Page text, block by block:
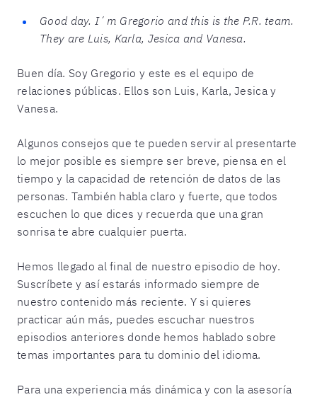
Good day. I´m Gregorio and this is the P.R. team.
They are Luis, Karla, Jesica and Vanesa.
Buen día. Soy Gregorio y este es el equipo de
relaciones públicas. Ellos son Luis, Karla, Jesica y
Vanesa.
Algunos consejos que te pueden servir al presentarte
lo mejor posible es siempre ser breve, piensa en el
tiempo y la capacidad de retención de datos de las
personas. También habla claro y fuerte, que todos
escuchen lo que dices y recuerda que una gran
sonrisa te abre cualquier puerta.
Hemos llegado al final de nuestro episodio de hoy.
Suscríbete y así estarás informado siempre de
nuestro contenido más reciente. Y si quieres
practicar aún más, puedes escuchar nuestros
episodios anteriores donde hemos hablado sobre
temas importantes para tu dominio del idioma.
Para una experiencia más dinámica y con la asesoría